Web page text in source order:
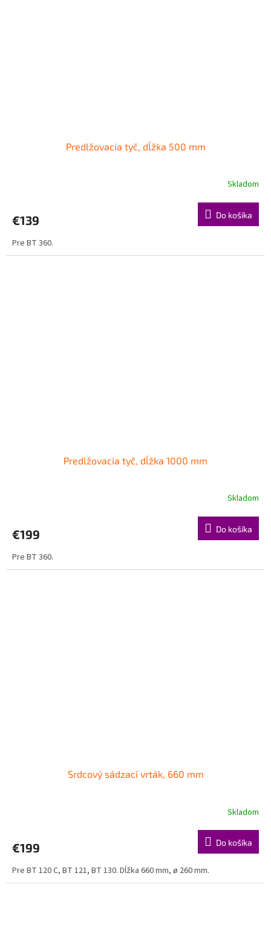
Predlžovacia tyč, dĺžka 500 mm
Skladom
€139 Do košíka
Pre BT 360.
Predlžovacia tyč, dĺžka 1000 mm
Skladom
€199 Do košíka
Pre BT 360.
Srdcový sádzací vrták, 660 mm
Skladom
€199 Do košíka
Pre BT 120 C, BT 121, BT 130. Dĺžka 660 mm, ø 260 mm.